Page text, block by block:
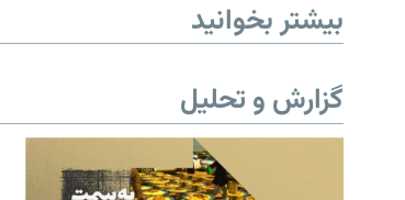
بیشتر بخوانید
گزارش و تحلیل